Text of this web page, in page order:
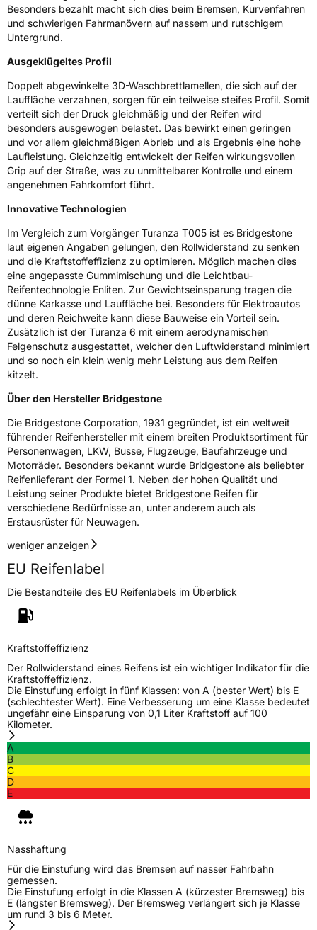
Salceto 13/15 00128 Rome Italien,
market.surveillance@bridgestone.eu
Besonders bezahlt macht sich dies beim Bremsen, Kurvenfahren
und schwierigen Fahrmanövern auf nassem und rutschigem
Untergrund.
Ausgeklügeltes Profil
Doppelt abgewinkelte 3D-Waschbrettlamellen, die sich auf der
Lauffläche verzahnen, sorgen für ein teilweise steifes Profil. Somit
verteilt sich der Druck gleichmäßig und der Reifen wird
besonders ausgewogen belastet. Das bewirkt einen geringen
und vor allem gleichmäßigen Abrieb und als Ergebnis eine hohe
Laufleistung. Gleichzeitig entwickelt der Reifen wirkungsvollen
Grip auf der Straße, was zu unmittelbarer Kontrolle und einem
angenehmen Fahrkomfort führt.
Innovative Technologien
Im Vergleich zum Vorgänger Turanza T005 ist es Bridgestone
laut eigenen Angaben gelungen, den Rollwiderstand zu senken
und die Kraftstoffeffizienz zu optimieren. Möglich machen dies
eine angepasste Gummimischung und die Leichtbau-
Reifentechnologie Enliten. Zur Gewichtseinsparung tragen die
dünne Karkasse und Lauffläche bei. Besonders für Elektroautos
und deren Reichweite kann diese Bauweise ein Vorteil sein.
Zusätzlich ist der Turanza 6 mit einem aerodynamischen
Felgenschutz ausgestattet, welcher den Luftwiderstand minimiert
und so noch ein klein wenig mehr Leistung aus dem Reifen
kitzelt.
Über den Hersteller Bridgestone
Die Bridgestone Corporation, 1931 gegründet, ist ein weltweit
führender Reifenhersteller mit einem breiten Produktsortiment für
Personenwagen, LKW, Busse, Flugzeuge, Baufahrzeuge und
Motorräder. Besonders bekannt wurde Bridgestone als beliebter
Reifenlieferant der Formel 1. Neben der hohen Qualität und
Leistung seiner Produkte bietet Bridgestone Reifen für
verschiedene Bedürfnisse an, unter anderem auch als
Erstausrüster für Neuwagen.
weniger anzeigen
EU Reifenlabel
Die Bestandteile des EU Reifenlabels im Überblick
Kraftstoffeffizienz
Der Rollwiderstand eines Reifens ist ein wichtiger Indikator für die
Kraftstoffeffizienz.
Die Einstufung erfolgt in fünf Klassen: von A (bester Wert) bis E
(schlechtester Wert). Eine Verbesserung um eine Klasse bedeutet
ungefähr eine Einsparung von 0,1 Liter Kraftstoff auf 100
Kilometer.
A
B
C
D
E
Nasshaftung
Für die Einstufung wird das Bremsen auf nasser Fahrbahn
gemessen.
Die Einstufung erfolgt in die Klassen A (kürzester Bremsweg) bis
E (längster Bremsweg). Der Bremsweg verlängert sich je Klasse
um rund 3 bis 6 Meter.